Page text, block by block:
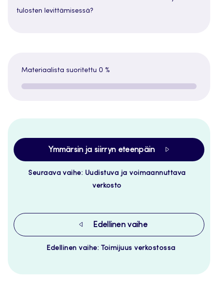
tulosten levittämisessä?
Materiaalista suoritettu 0 %
Ymmärsin ja siirryn eteenpäin
Seuraava vaihe: Uudistuva ja voimaannuttava
verkosto
Edellinen vaihe
Edellinen vaihe: Toimijuus verkostossa